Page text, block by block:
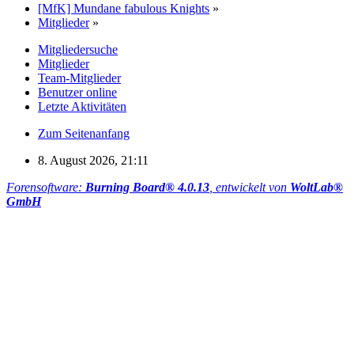
[MfK] Mundane fabulous Knights »
Mitglieder »
Mitgliedersuche
Mitglieder
Team-Mitglieder
Benutzer online
Letzte Aktivitäten
Zum Seitenanfang
8. August 2026, 21:11
Forensoftware: Burning Board® 4.0.13 , entwickelt von WoltLab®
GmbH